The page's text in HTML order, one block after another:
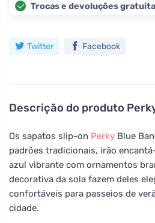
Descrição do produto
Os sapatos slip-on Perky Blue
padrões tradicionais, irão
azul vibrante com ornamentos
decorativa da sola fazem deles
confortáveis para passeios de
cidade.
Trocas e devoluções
Twitter Facebook